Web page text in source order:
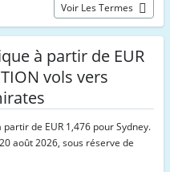
Voir Les Termes
à partir de EUR
vols vers
de EUR 1,476 pour Sydney.
août 2026, sous réserve de